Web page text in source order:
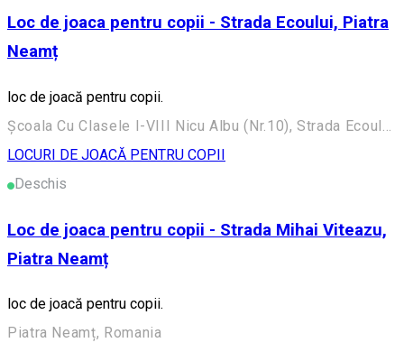
Loc de joaca pentru copii - Strada Ecoului, Piatra
Neamț
loc de joacă pentru copii.
Şcoala Cu Clasele I-VIII Nicu Albu (Nr.10), Strada Ecoului 26, Piatra Neamț 610036, România
LOCURI DE JOACĂ PENTRU COPII
Deschis
Loc de joaca pentru copii - Strada Mihai Viteazu,
Piatra Neamț
loc de joacă pentru copii.
Piatra Neamț, Romania